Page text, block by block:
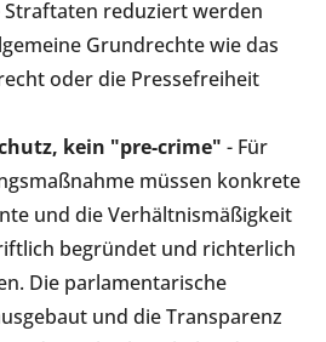
reduziert werden
Grundrechte wie das
oder die Pressefreiheit
kein "pre-crime" - Für
müssen konkrete
und die Verhältnismäßigkeit
begründet und richterlich
Die parlamentarische
und die Transparenz